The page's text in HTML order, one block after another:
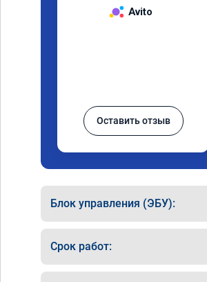
Avito
Оставить отзыв
Блок управления (ЭБУ):
Срок работ: